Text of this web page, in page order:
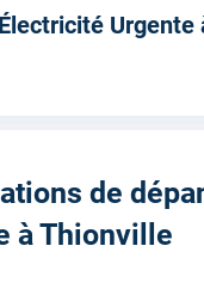
Urgente
de
à Thionville